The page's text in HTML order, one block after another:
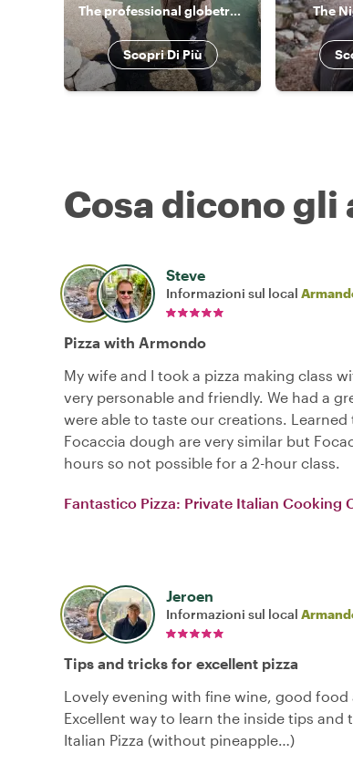
The professional globetrotter
Scopri Di Più
The
Cosa dicono
Steve
Informazioni sul local
Pizza with Armondo
My wife and I took a pizza making class
very personable and friendly. We had a
were able to taste our creations.
Focaccia dough are very similar but
hours so not possible for a 2-hour class.
Fantastico Pizza: Private Italian Cooking
Jeroen
Informazioni sul local
Tips and tricks for excellent pizza
Lovely evening with fine wine, good food
Excellent way to learn the inside tips and
Italian Pizza (without pineapple…)